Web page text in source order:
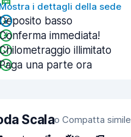
Mostra i dettagli della sede
Deposito basso
immediata!
illimitato
Paga una parte ora
Scalao Compatta simile